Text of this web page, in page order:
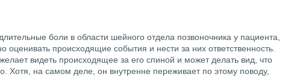
боли в области шейного отдела позвоночника у пациента,
оценивать происходящие события и нести за них ответственность.
видеть происходящее за его спиной и может делать вид, что
Хотя, на самом деле, он внутренне переживает по этому поводу,